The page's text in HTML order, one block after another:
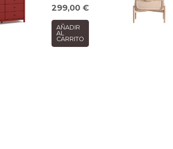
299,00€
AÑADIR
AL
CARRITO